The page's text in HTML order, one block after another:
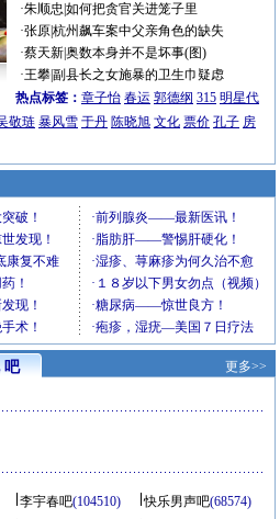
·朱顺忠 如何把贪官关进笼子里
·张原|杭州飙车案中父亲角色的缺失
·蔡天新|奥数本身并不是坏事(图)
·王攀|副县长之女施暴的卫生巾疑虑
热点标签： 章子怡 春运 郭德纲 315 明星代
敬琏 暴风雪 于丹 陈晓旭 文化 票价 孔子 房
吧 更多>>
李宇春吧(104510) 快乐男声吧(68574)